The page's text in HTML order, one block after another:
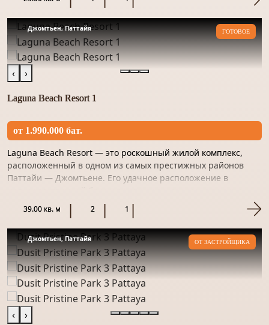
объединяет комфорт, элегантность и
исключительное качество.
Станьте владельцами недвижимости своей
мечты в Таиланде уже сегодня! Свяжитесь с
нами прямо сейчас!
Джомтьен, Паттайя ГОТОВОЕ
‹ ›
Laguna Beach Resort 1
от 1.990.000 бат.
Laguna Beach Resort — это роскошный жилой комплекс,
расположенный в одном из самых престижных районов
Паттайи — Джомтьене. Его удачное расположение в
тихом и спокойно...
39.00 кв. м 2 1
Джомтьен, Паттайя ОТ ЗАСТРОЙЩИКА
‹ ›